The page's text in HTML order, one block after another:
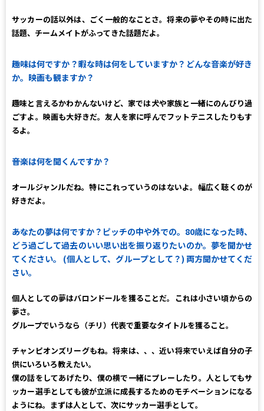
サッカーの話以外は、ごく一般的なことさ。将来の夢やその時に出た
話題、チームメイトがふってきた話題だよ。
――趣味は何ですか？暇な時は何をしていますか？どんな音楽が好き
か。映画も観ますか？
趣味と言えるかわかんないけど、家では犬や家族と一緒にのんびり過
ごすよ。映画も大好きだ。友人を家に呼んでフットテニスしたりもす
るよ。
――音楽は何を聞くんですか？
オールジャンルだね。特にこれっていうのはないよ。幅広く聴くのが
好きだよ。
――あなたの夢は何ですか？ピッチの中や外での。80歳になった時、
どう過ごして過去のいい思い出を振り返りたいのか。夢を聞かせ
てください。 (個人として、グループとして？) 両方聞かせてくだ
さい。
個人としての夢はバロンドールを獲ることだ。これは小さい頃からの
夢さ。
グループでいうなら（チリ）代表で重要なタイトルを獲ること。
チャンピオンズリーグもね。将来は、、、近い将来でいえば自分の子
供にいろいろ教えたい。
僕の話をしてあげたり、僕の横で一緒にプレーしたり。人としてもサ
ッカー選手としても彼が立派に成長するためのモチベーションになる
ようにね。まずは人として、次にサッカー選手として。